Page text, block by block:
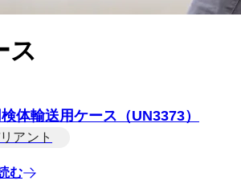
ス
体輸送用ケース（UN3373）
アント
む